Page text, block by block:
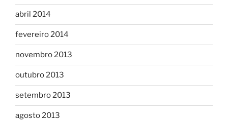
abril 2014
fevereiro 2014
novembro 2013
outubro 2013
setembro 2013
agosto 2013